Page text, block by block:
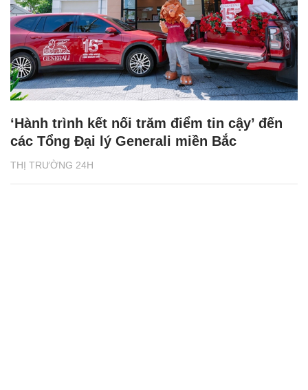
THỊ TRƯỜNG 24H
‘Hành trình kết nối trăm điểm tin cậy’ đến
các Tổng Đại lý Generali miền Bắc